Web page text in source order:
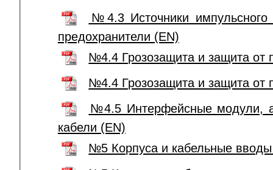
№4.3 Источники импульсного
предохранители (EN)
№4.4 Грозозащита и защита от
№4.4 Грозозащита и защита от
№4.5 Интерфейсные модули,
кабели (EN)
№5 Корпуса и кабельные